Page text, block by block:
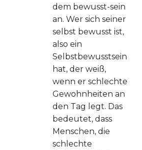
dem bewusst-sein
an. Wer sich seiner
selbst bewusst ist,
also ein
Selbstbewusstsein
hat, der weiß,
wenn er schlechte
Gewohnheiten an
den Tag legt. Das
bedeutet, dass
Menschen, die
schlechte